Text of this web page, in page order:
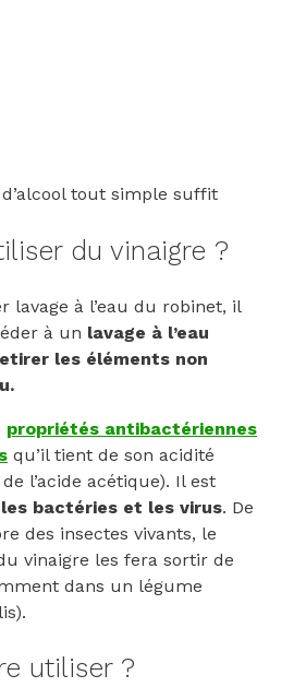
tout simple suffit
du vinaigre ?
lavage à l’eau du robinet, il
à un lavage à l’eau
les éléments non
propriétés antibactériennes
qu’il tient de son acidité
l’acide acétique). Il est
bactéries et les virus. De
des insectes vivants, le
vinaigre les fera sortir de
dans un légume
utiliser ?